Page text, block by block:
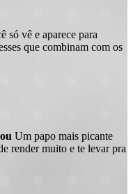
só vê e aparece para
que combinam com os
Um papo mais picante
render muito e te levar pra